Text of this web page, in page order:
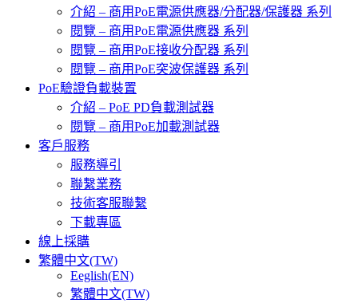
介紹 – 商用PoE電源供應器/分配器/保護器 系列
閱覽 – 商用PoE電源供應器 系列
閱覽 – 商用PoE接收分配器 系列
閱覽 – 商用PoE突波保護器 系列
PoE驗證負載裝置
介紹 – PoE PD負載測試器
閱覽 – 商用PoE加載測試器
客戶服務
服務導引
聯繫業務
技術客服聯繫
下載專區
線上採購
繁體中文(TW)
Eeglish(EN)
繁體中文(TW)